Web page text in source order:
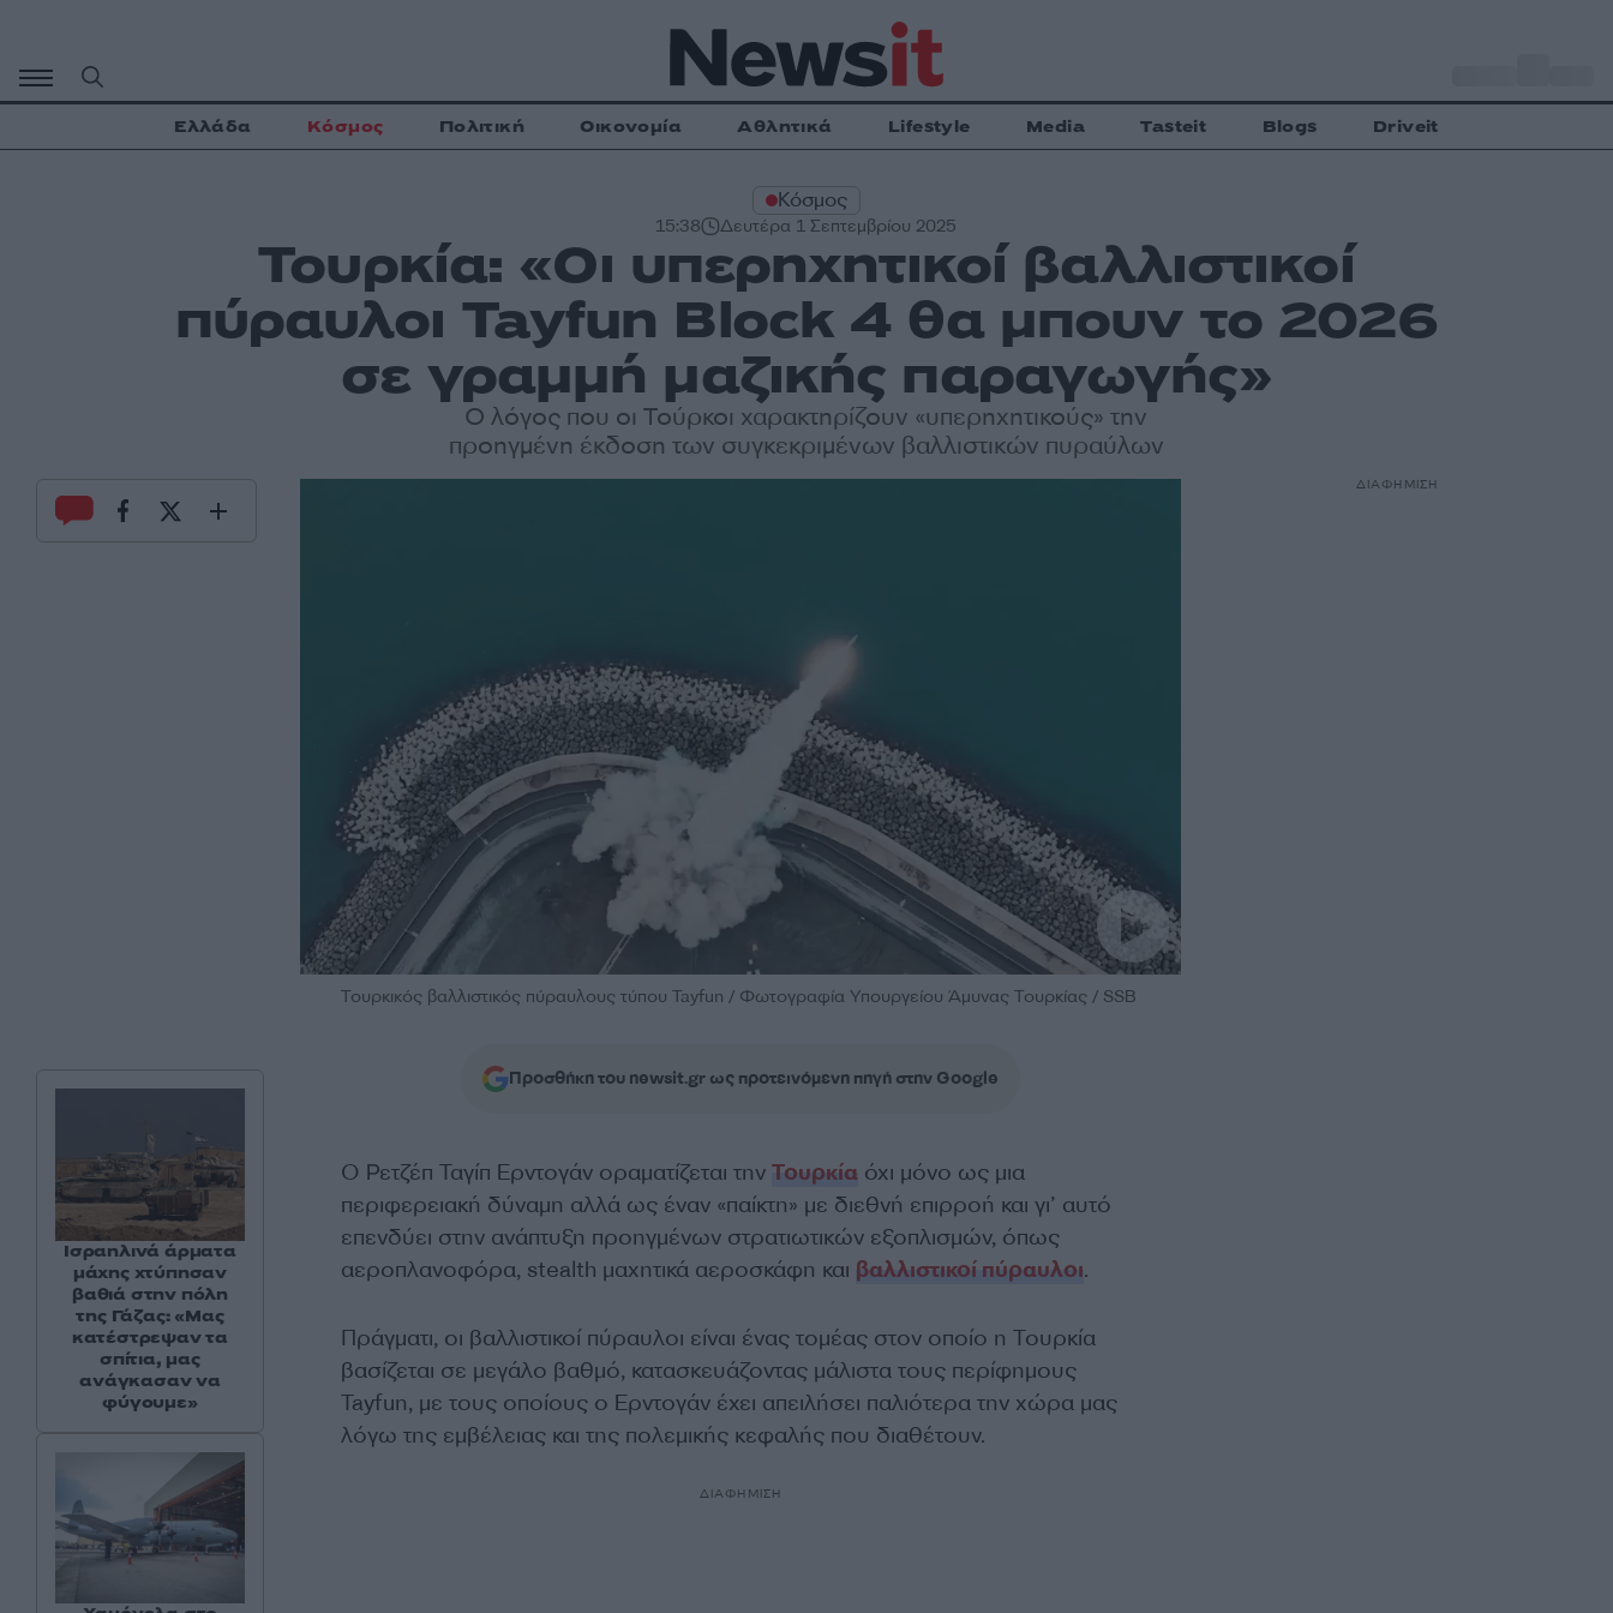
περιεχόμενο
Ελλάδα Κόσμος Πολιτική Οικονομία Αθλητικά Lifestyle Media Tasteit Blogs Driveit
Κόσμος
15:38 Δευτέρα 1 Σεπτεμβρίου 2025
Τουρκία: «Οι υπερηχητικοί βαλλιστικοί
πύραυλοι Tayfun Block 4 θα μπουν το 2026
σε γραμμή μαζικής παραγωγής»
Ο λόγος που οι Τούρκοι χαρακτηρίζουν «υπερηχητικούς» την
προηγμένη έκδοση των συγκεκριμένων βαλλιστικών πυραύλων
Τουρκικός βαλλιστικός πύραυλους τύπου Tayfun / Φωτογραφία Υπουργείου Άμυνας Τουρκίας / SSB
Προσθήκη του newsit.gr ως προτεινόμενη πηγή στην Google
Ο Ρετζέπ Ταγίπ Ερντογάν οραματίζεται την Τουρκίαόχι μόνο ως μια
περιφερειακή δύναμη αλλά ως έναν «παίκτη» με διεθνή επιρροή και γι’ αυτό
επενδύει στην ανάπτυξη προηγμένων στρατιωτικών εξοπλισμών, όπως
αεροπλανοφόρα, stealth μαχητικά αεροσκάφη και βαλλιστικοί πύραυλοι.
Πράγματι, οι βαλλιστικοί πύραυλοι είναι ένας τομέας στον οποίο η Τουρκία
βασίζεται σε μεγάλο βαθμό, κατασκευάζοντας μάλιστα τους περίφημους
Tayfun, με τους οποίους ο Ερντογάν έχει απειλήσει παλιότερα την χώρα μας
λόγω της εμβέλειας και της πολεμικής κεφαλής που διαθέτουν.
ΔΙΑΦΗΜΙΣΗ
Ισραηλινά άρματα
μάχης χτύπησαν
βαθιά στην πόλη
της Γάζας: «Μας
κατέστρεψαν τα
σπίτια, μας
ανάγκασαν να
φύγουμε»
ΔΙΑΦΗΜΙΣΗ